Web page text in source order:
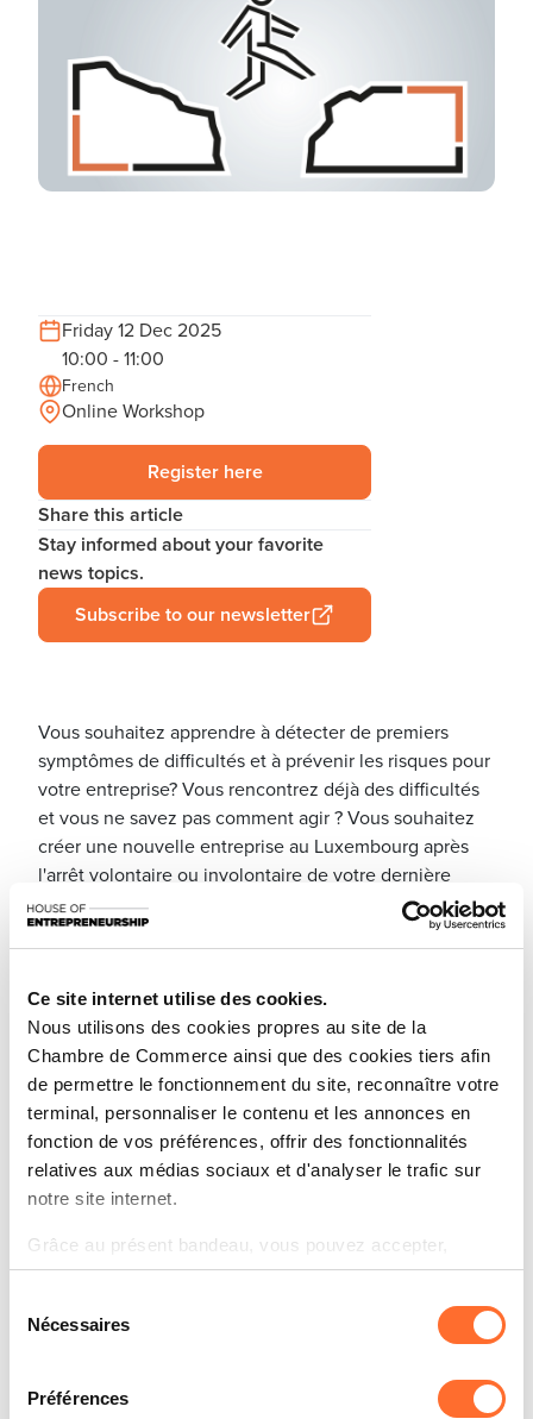
Ce site internet utilise des cookies.
Nous utilisons des cookies propres au site de la
Chambre de Commerce ainsi que des cookies tiers afin
de permettre le fonctionnement du site, reconnaître votre
terminal, personnaliser le contenu et les annonces en
fonction de vos préférences, offrir des fonctionnalités
relatives aux médias sociaux et d'analyser le trafic sur
notre site internet.
Grâce au présent bandeau, vous pouvez accepter,
refuser ou configurer les cookies selon vos préférences,
à l’exception des cookies strictement nécessaires au
fonctionnement du site. Une description des différents
dessus.
Nécessaires
Préférences
Friday 12 Dec 2025
10:00 - 11:00
French
Online Workshop
Register here
Share this article
Stay informed about your favorite
news topics.
Subscribe to our newsletter
Vous souhaitez apprendre à détecter de premiers
symptômes de difficultés et à prévenir les risques pour
votre entreprise? Vous rencontrez déjà des difficultés
et vous ne savez pas comment agir ? Vous souhaitez
créer une nouvelle entreprise au Luxembourg après
l'arrêt volontaire ou involontaire de votre dernière
activité ?
intitulé : "Prévention des difficultés et rebond après un
échec ", présenté par les conseillers de la House of
Entrepreneurship. Toute participation est anonyme.
Lors de ce webinaire nous aborderons les points clés
suivants à travers un tutoriel suivi d’une discussion en
direct avec un conseiller:
• Bref panorama de la prévention des difficultés au
• Anticipation et détection des signaux faibles; outils
financiers de base.
• Mécanismes amiables et judiciaires pour gérer les
difficultés : médiation, conciliation, réorganisation
• Gestion de crise : outils pour rebondir, restructuration